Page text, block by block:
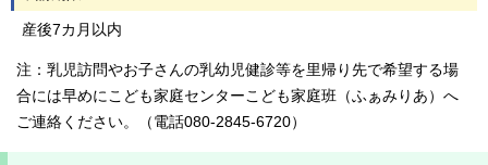
産後7カ月以内
注：乳児訪問やお子さんの乳幼児健診等を里帰り先で希望する場
合には早めにこども家庭センターこども家庭班（ふぁみりあ）へ
ご連絡ください。（電話080-2845-6720）